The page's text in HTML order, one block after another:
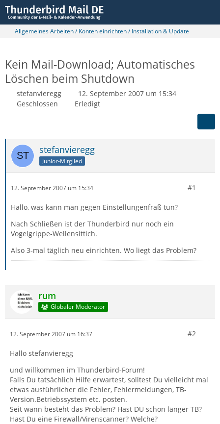
Allgemeines Arbeiten / Konten einrichten / Installation & Update
Kein Mail-Download; Automatisches
Löschen beim Shutdown
stefanvieregg
12. September 2007 um 15:34
Geschlossen
Erledigt
stefanvieregg
Junior-Mitglied
12. September 2007 um 15:34 #1
Hallo, was kann man gegen Einstellungenfraß tun?
Nach Schließen ist der Thunderbird nur noch ein
Vogelgrippe-Wellensittich.
Also 3-mal täglich neu einrichten. Wo liegt das Problem?
rum
Globaler Moderator
12. September 2007 um 16:37 #2
Hallo stefanvieregg
und willkommen im Thunderbird-Forum!
Falls Du tatsächlich Hilfe erwartest, solltest Du vielleicht mal
etwas ausführlicher die Fehler, Fehlermeldungen, TB-
Version.Betriebssystem etc. posten.
Seit wann besteht das Problem? Hast DU schon länger TB?
Hast Du eine Firewall/Virenscanner? Welche?